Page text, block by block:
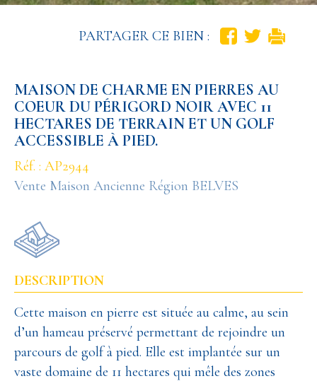
PARTAGER CE BIEN :
MAISON DE CHARME EN PIERRES AU
COEUR DU PÉRIGORD NOIR AVEC 11
HECTARES DE TERRAIN ET UN GOLF
ACCESSIBLE À PIED.
Réf. : AP2944
Vente Maison Ancienne Région BELVES
DESCRIPTION
Cette maison en pierre est située au calme, au sein
d’un hameau préservé permettant de rejoindre un
parcours de golf à pied. Elle est implantée sur un
vaste domaine de 11 hectares qui mêle des zones